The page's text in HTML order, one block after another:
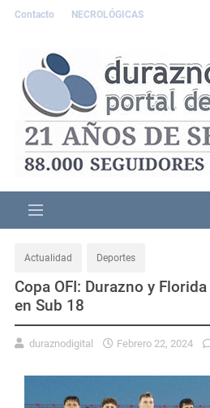
Contacto NECROLÓGICAS
Actualidad Deportes
Copa OFI: Durazno y
en Sub 18
duraznodigital Febrero 22, 2024